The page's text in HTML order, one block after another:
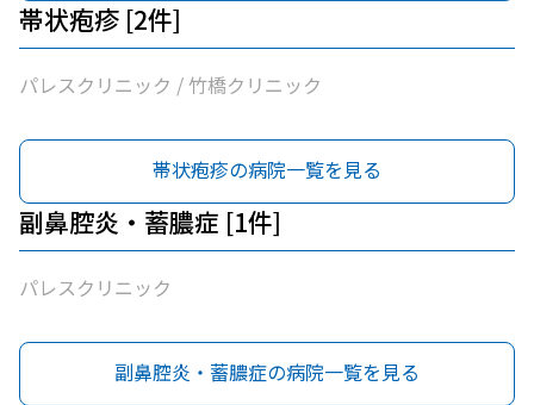
帯状疱疹 [2件]
パレスクリニック / 竹橋クリニック
帯状疱疹の病院一覧を見る
副鼻腔炎・蓄膿症 [1件]
パレスクリニック
副鼻腔炎・蓄膿症の病院一覧を見る